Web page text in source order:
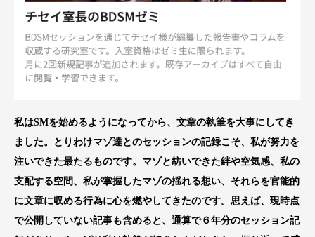
私はSMを始めるようになってから、文章の執筆を大事にしてき
ました。とりわけマゾ達とのセッションの記録こそ、私が努力を
注いできた最たるものです。マゾと紡いできた絆や空気感、私の
支配する空間、私が掌握したマゾの揺れる想い、それらを官能的
に文章に収める行為に心を燃やしてきたのです。思えば、現時点
で公開していない記事も含めると、通算で６年分のセッション記